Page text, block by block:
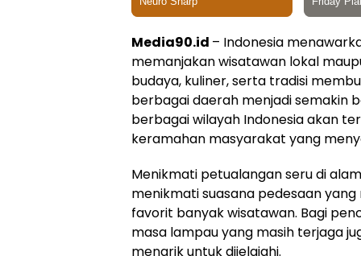
Media90.id – Indonesia
memanjakan wisatawan lokal
budaya, kuliner, serta tradisi
berbagai daerah menjadi semakin
berbagai wilayah Indonesia akan
keramahan masyarakat yang
Menikmati petualangan seru di
menikmati suasana pedesaan
favorit banyak wisatawan. Bagi
masa lampau yang masih terjaga
menarik untuk dijelajahi.